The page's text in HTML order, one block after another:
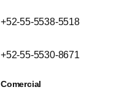
+52-55-5538-5518
+52-55-5530-8671
Comercial